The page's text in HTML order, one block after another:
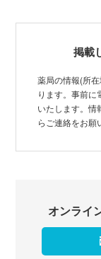
掲載
薬局の情報(所
ります。事前に
いたします。情
らご連絡をお願
オンライ